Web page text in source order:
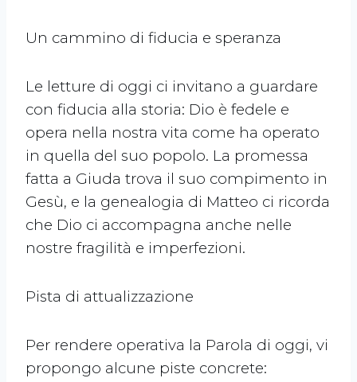
Un cammino di fiducia e speranza
Le letture di oggi ci invitano a guardare
con fiducia alla storia: Dio è fedele e
opera nella nostra vita come ha operato
in quella del suo popolo. La promessa
fatta a Giuda trova il suo compimento in
Gesù, e la genealogia di Matteo ci ricorda
che Dio ci accompagna anche nelle
nostre fragilità e imperfezioni.
Pista di attualizzazione
Per rendere operativa la Parola di oggi, vi
propongo alcune piste concrete: